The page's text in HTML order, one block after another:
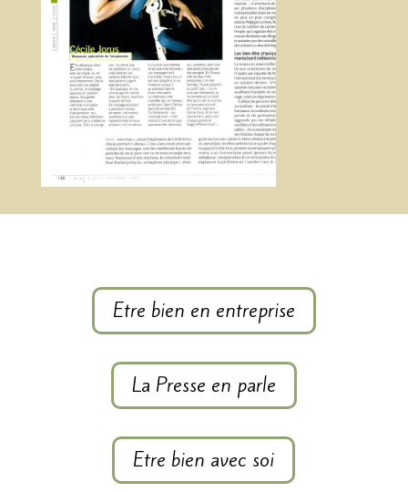
Etre bien en entreprise
La Presse en parle
Etre bien avec soi